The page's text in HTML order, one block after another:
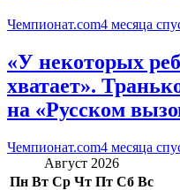
Чемпионат.com4 месяца
«У некоторых
хватает».
на «Русском
Чемпионат.com4 месяца
Август 2026
Пн Вт Ср Чт Пт Сб Вс